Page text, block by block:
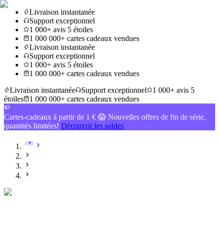
Livraison instantanée
Support exceptionnel
1 000+ avis 5 étoiles
1 000 000+ cartes cadeaux vendues
Livraison instantanée
Support exceptionnel
1 000+ avis 5 étoiles
1 000 000+ cartes cadeaux vendues
Livraison instantanée
Support exceptionnel
1 000+ avis 5
étoiles
1 000 000+ cartes cadeaux vendues
Cartes-cadeaux à partir de 1 € 😱 Nouvelles offres de fin de série,
quantités limitées! Découvrir les soldes